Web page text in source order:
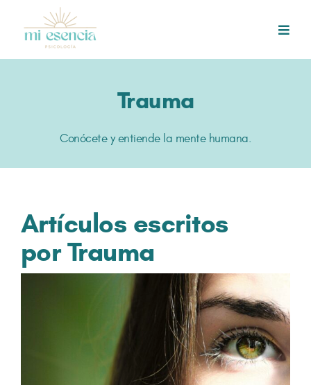
content
CONÓCENOS
BLOG
CONTACTO
Trauma
Conócete y entiende la mente humana.
Artículos escritos
por Trauma